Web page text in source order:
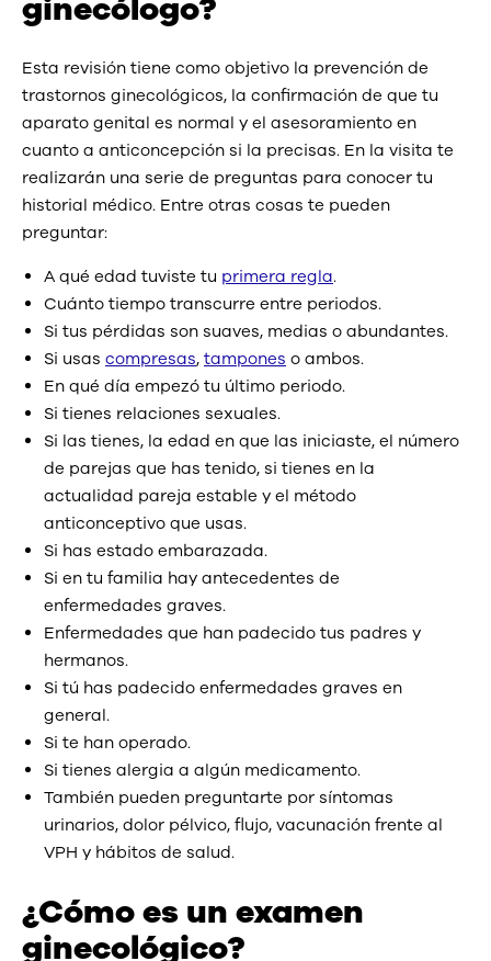
ginecólogo?
Esta revisión tiene como objetivo la prevención de
trastornos ginecológicos, la confirmación de que tu
aparato genital es normal y el asesoramiento en
cuanto a anticoncepción si la precisas. En la visita te
realizarán una serie de preguntas para conocer tu
historial médico. Entre otras cosas te pueden
preguntar:
A qué edad tuviste tu primera regla.
Cuánto tiempo transcurre entre periodos.
Si tus pérdidas son suaves, medias o abundantes.
Si usas compresas, tampones o ambos.
En qué día empezó tu último periodo.
Si tienes relaciones sexuales.
Si las tienes, la edad en que las iniciaste, el número
de parejas que has tenido, si tienes en la
actualidad pareja estable y el método
anticonceptivo que usas.
Si has estado embarazada.
Si en tu familia hay antecedentes de
enfermedades graves.
Enfermedades que han padecido tus padres y
hermanos.
Si tú has padecido enfermedades graves en
general.
Si te han operado.
Si tienes alergia a algún medicamento.
También pueden preguntarte por síntomas
urinarios, dolor pélvico, flujo, vacunación frente al
VPH y hábitos de salud.
¿Cómo es un examen
ginecológico?